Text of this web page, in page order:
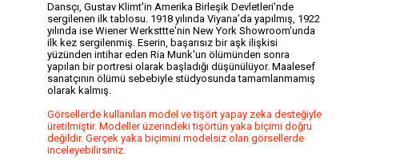
Dansçı, Gustav Klimt'in Amerika Birleşik Devletleri'nde
sergilenen ilk tablosu. 1918 yılında Viyana’da yapılmış, 1922
yılında ise Wiener Werksttte'nin New York Showroom'unda
ilk kez sergilenmiş. Eserin, başarısız bir aşk ilişkisi
yüzünden intihar eden Ria Munk'un ölümünden sonra
yapılan bir portresi olarak başladığı düşünülüyor. Maalesef
sanatçının ölümü sebebiyle stüdyosunda tamamlanmamış
olarak kalmış.
Görsellerde kullanılan model ve tişört yapay zeka desteğiyle
üretilmiştir. Modeller üzerindeki tişörtün yaka biçimi doğru
değildir. Gerçek yaka biçimini modelsiz olan görsellerde
inceleyebilirsiniz.